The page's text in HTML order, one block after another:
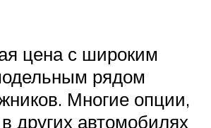
цена с широким
рядом
Многие опции,
других автомобилях